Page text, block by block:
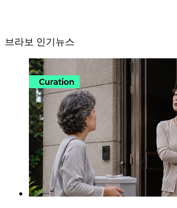
브라보 인기뉴스